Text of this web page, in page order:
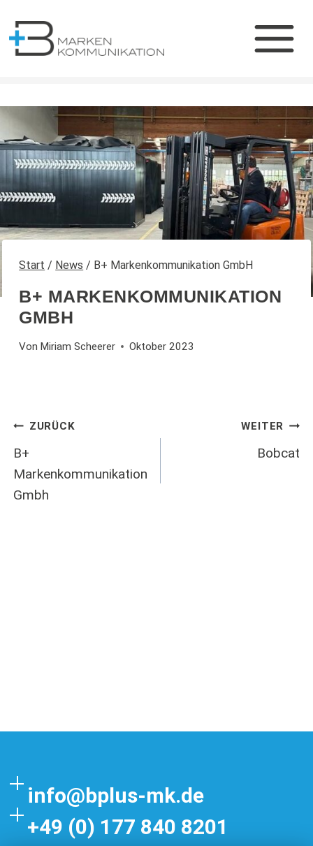
Inhalt
springen
Start / News / B+ Markenkommunikation GmbH
B+ MARKENKOMMUNIKATION
GMBH
Von Miriam Scheerer Oktober 2023
Beitragsnavigation
ZURÜCK
B+
Markenkommunikation
Gmbh
WEITER
Bobcat
info@bplus-mk.de
+49 (0) 177 840 8201